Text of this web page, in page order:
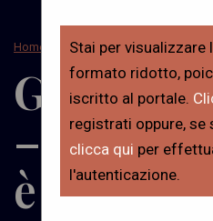
Home Attualità
– Il
è
Stai per visualizzare
formato ridotto,
iscritto al portale.
registrati oppure, se
clicca qui per
l'autenticazione.